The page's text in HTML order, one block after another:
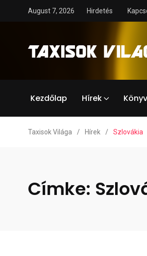
August 7, 2026 Hirdetés
Kezdőlap Hírek
Taxisok Világa / Hírek / Szlovákia
Címke: